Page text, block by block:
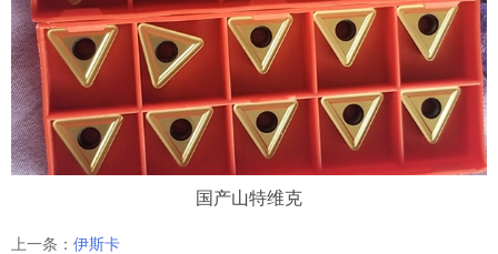
国产山特维克
上一条： 伊斯卡